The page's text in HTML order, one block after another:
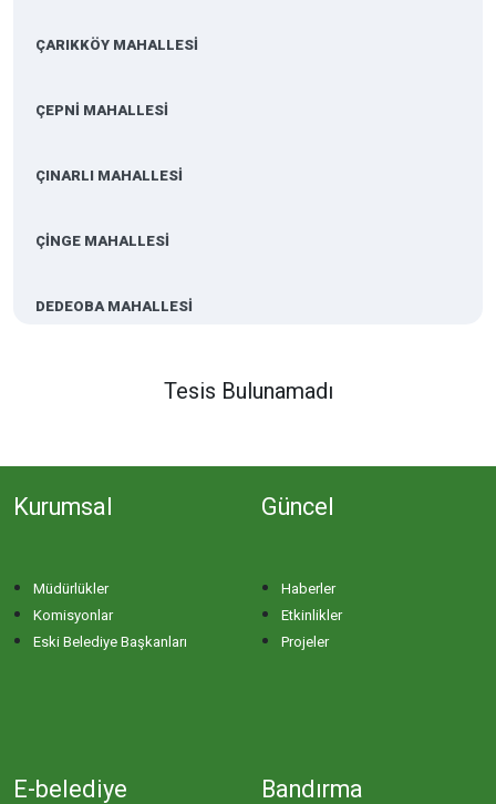
ÇARIKKÖY MAHALLESİ
ÇEPNİ MAHALLESİ
ÇINARLI MAHALLESİ
ÇİNGE MAHALLESİ
DEDEOBA MAHALLESİ
DOĞANPINAR MAHALLESİ
DUTLİMAN MAHALLESİ
Tesis Bulunamadı
Kurumsal
Müdürlükler
Komisyonlar
Eski Belediye Başkanları
Güncel
Haberler
Etkinlikler
Projeler
E-belediye Bandırma